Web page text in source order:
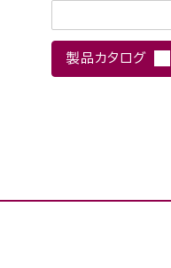
製品カタログ